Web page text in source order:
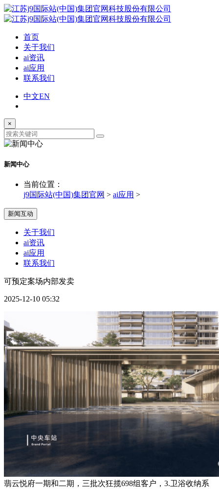
首页
关于我们
ai资讯
ai应用
联系我们
中文EN
×
新闻中心
当前位置：
j9国际站(中国)集团官网 > ai应用 >
新闻互动
关于我们
ai资讯
ai应用
联系我们
可预定案场内部发卖
2025-12-10 05:32
翡云悦府一期和二期，三批次狂揽698组客户，3.卫浴收纳系